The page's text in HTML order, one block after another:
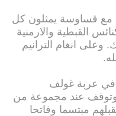
مع قساوسة يمثلون كل
القبطية والارمنية
وعلى انغام الترانيم
في عربة غولف
وتوقف عند مجموعة من
مبتسما وفاتحا